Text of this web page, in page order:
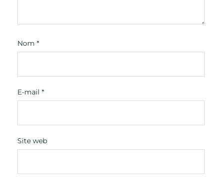
Nom *
E-mail *
Site web